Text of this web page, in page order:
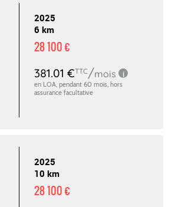
2025
6 km
28 100 €
2025
10 km
28 100 €